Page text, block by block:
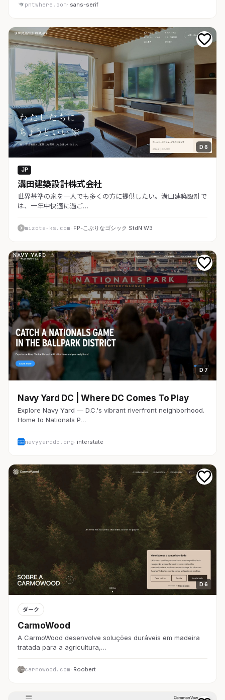
pntwhere.com· sans-serif
D 6
JP
溝田建築設計株式会社
世界基準の家を一人でも多くの方に提供したい。溝田建築設計で
は、一年中快適に過ご…
mizota-ks.com· FP-こぶりなゴシック StdN W3
D 7
Navy Yard DC | Where DC Comes To Play
Explore Navy Yard — D.C.'s vibrant riverfront neighborhood.
Home to Nationals P…
navyyarddc.org· interstate
D 6
ダーク
CarmoWood
A CarmoWood desenvolve soluções duráveis em madeira
tratada para a agricultura,…
carmowood.com· Roobert